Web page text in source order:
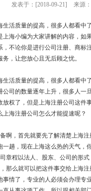
发表于：[2018-09-21] 来源
活质量的提高，很多人都看中
海小编为大家讲解的内容，如
不论你是进行公司注册、商标
，让您放心且无后顾之忧。
质量的提高，很多人都看中
司的数量逐年上升，很多人一
权了，但是上海注册公司这
海注册公司怎么才能提速呢？
，首先就要先了解清楚上海注
趟，现在上海这么热的天气，
程以法人、股东、公司的形式
么就可以把这件事交给上海注
情了，专业的人必须会办理专